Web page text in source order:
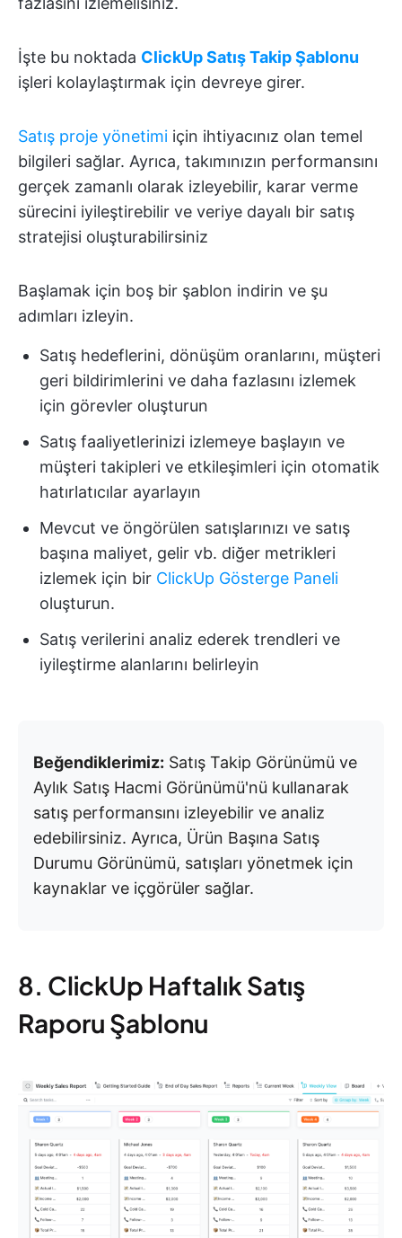
İşte bu noktada ClickUp Satış Takip Şablonu
işleri kolaylaştırmak için devreye girer.
Satış proje yönetimi için ihtiyacınız olan temel
bilgileri sağlar. Ayrıca, takımınızın performansını
gerçek zamanlı olarak izleyebilir, karar verme
sürecini iyileştirebilir ve veriye dayalı bir satış
stratejisi oluşturabilirsiniz
Başlamak için boş bir şablon indirin ve şu
adımları izleyin.
Satış hedeflerini, dönüşüm oranlarını, müşteri
geri bildirimlerini ve daha fazlasını izlemek
için görevler oluşturun
Satış faaliyetlerinizi izlemeye başlayın ve
müşteri takipleri ve etkileşimleri için otomatik
hatırlatıcılar ayarlayın
Mevcut ve öngörülen satışlarınızı ve satış
başına maliyet, gelir vb. diğer metrikleri
izlemek için bir ClickUp Gösterge Paneli
oluşturun.
Satış verilerini analiz ederek trendleri ve
iyileştirme alanlarını belirleyin
Beğendiklerimiz: Satış Takip Görünümü ve
Aylık Satış Hacmi Görünümü'nü kullanarak
satış performansını izleyebilir ve analiz
edebilirsiniz. Ayrıca, Ürün Başına Satış
Durumu Görünümü, satışları yönetmek için
kaynaklar ve içgörüler sağlar.
8. ClickUp Haftalık Satış
Raporu Şablonu